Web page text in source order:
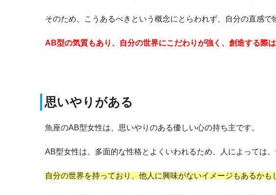
そのため、こうあるべきという概念にとらわれず、自分の直感で
AB型の気質もあり、自分の世界にこだわりが強く、創造する際
思いやりがある
魚座のAB型女性は、思いやりのある優しい心の持ち主です。
AB型女性は、多面的な性格とよくいわれるため、人によっては
自分の世界を持っており、他人に興味がないイメージもあるかも